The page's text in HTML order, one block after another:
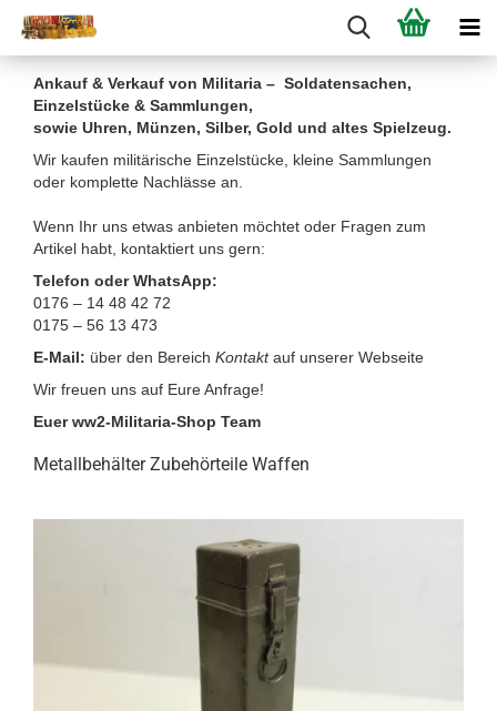
Ankauf & Verkauf von Militaria – Soldatensachen,
Einzelstücke & Sammlungen,
sowie Uhren, Münzen, Silber, Gold und altes Spielzeug.
Wir kaufen militärische Einzelstücke, kleine Sammlungen
oder komplette Nachlässe an.
Wenn Ihr uns etwas anbieten möchtet oder Fragen zum
Artikel habt, kontaktiert uns gern:
Telefon oder WhatsApp:
0176 – 14 48 42 72
0175 – 56 13 473
E-Mail: über den Bereich Kontakt auf unserer Webseite
Wir freuen uns auf Eure Anfrage!
Euer ww2-Militaria-Shop Team
Metallbehälter Zubehörteile Waffen